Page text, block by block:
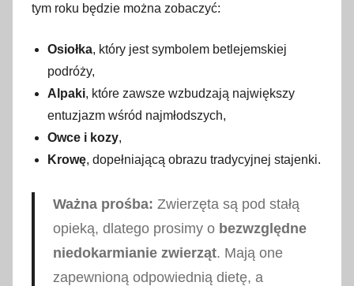
tym roku będzie można zobaczyć:
Osiołka, który jest symbolem betlejemskiej
podróży,
Alpaki, które zawsze wzbudzają największy
entuzjazm wśród najmłodszych,
Owce i kozy,
Krowę, dopełniającą obrazu tradycyjnej stajenki.
Ważna prośba: Zwierzęta są pod stałą
opieką, dlatego prosimy o bezwzględne
niedokarmianie zwierząt. Mają one
zapewnioną odpowiednią dietę, a